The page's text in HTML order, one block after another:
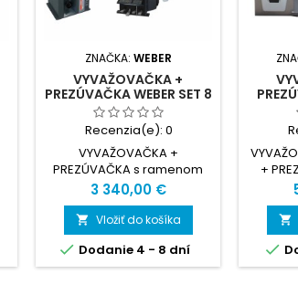
ZNAČKA: WEBER
VYVAŽOVAČKA +
PREZÚVAČKA WEBER SET 8
Recenzia(e): 0
VYVAŽOVAČKA +
PREZÚVAČKA s ramenom
Cena
3 340,00 €
 Vložiť do košíka
 Dodanie 4 - 8 dní
+

